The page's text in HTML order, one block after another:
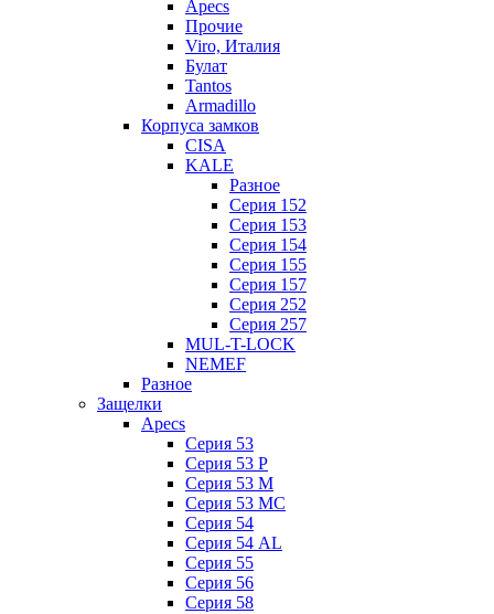
Apecs
Прочие
Viro, Италия
Булат
Tantos
Armadillo
Корпуса замков
CISA
KALE
Разное
Серия 152
Серия 153
Серия 154
Серия 155
Серия 157
Серия 252
Серия 257
MUL-T-LOCK
NEMEF
Разное
Защелки
Apecs
Серия 53
Серия 53 P
Серия 53 М
Серия 53 МC
Серия 54
Серия 54 AL
Серия 55
Серия 56
Серия 58